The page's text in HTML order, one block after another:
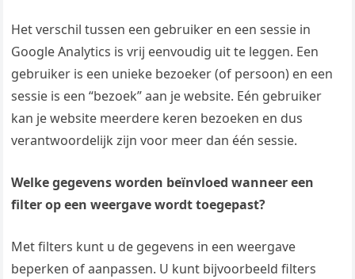
Het verschil tussen een gebruiker en een sessie in
Google Analytics is vrij eenvoudig uit te leggen. Een
gebruiker is een unieke bezoeker (of persoon) en een
sessie is een “bezoek” aan je website. Eén gebruiker
kan je website meerdere keren bezoeken en dus
verantwoordelijk zijn voor meer dan één sessie.
Welke gegevens worden beïnvloed wanneer een
filter op een weergave wordt toegepast?
Met filters kunt u de gegevens in een weergave
beperken of aanpassen. U kunt bijvoorbeeld filters